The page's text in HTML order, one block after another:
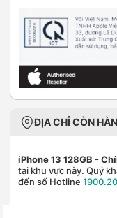
ĐỊA CHỈ CÒN
iPhone 13 128GB -
tại khu vực này. Quý
đến số Hotline